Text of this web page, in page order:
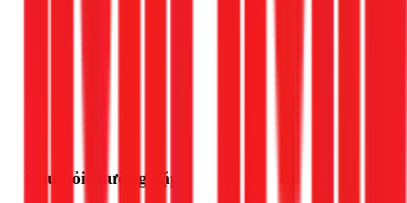
Câu hỏi thường gặp